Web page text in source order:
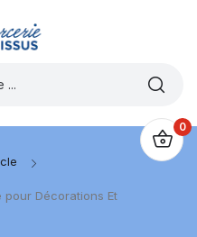
0
pour Décorations Et